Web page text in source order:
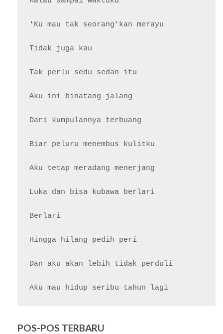
'Ku mau tak seorang'kan merayu
Tidak juga kau
Tak perlu sedu sedan itu
Aku ini binatang jalang
Dari kumpulannya terbuang
Biar peluru menembus kulitku
Aku tetap meradang menerjang
Luka dan bisa kubawa berlari
Berlari
Hingga hilang pedih peri
Dan aku akan lebih tidak perduli
POS-POS TERBARU